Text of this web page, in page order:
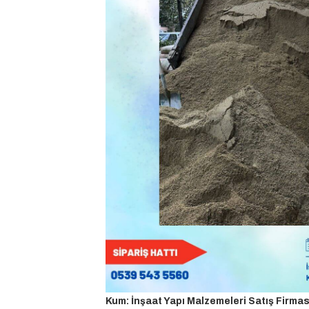
Kum: İnşaat Yapı Malzemeleri Satış